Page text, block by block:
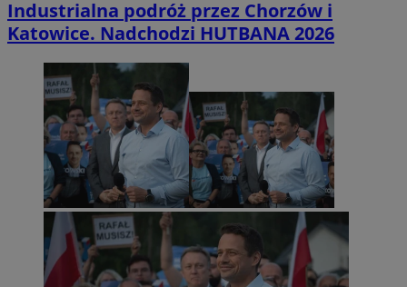
Industrialna podróż przez Chorzów i
Katowice. Nadchodzi HUTBANA 2026